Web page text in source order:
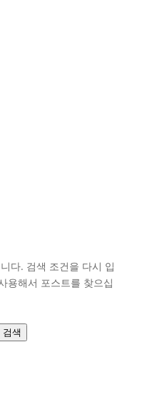
다. 검색 조건을 다시 입
용해서 포스트를 찾으십
검색